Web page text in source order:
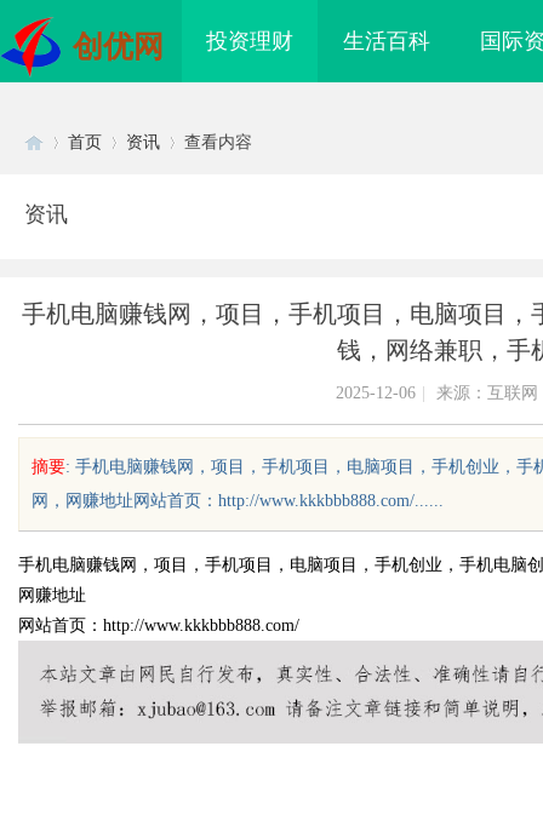
创优网 投资理财 生活百科 国际
首页 资讯 查看内容
资讯
手机电脑赚钱网，项目，手机项目，电脑项目
钱，网络兼职，手
2025-12-06 来源：互联网
摘要: 手机电脑赚钱网，项目，手机项目，电脑项目，手机创业，
网，网赚地址网站首页：http://www.kkkbbb888.com/......
手机电脑赚钱网，项目，手机项目，电脑项目，手机创业，手机电脑
网赚地址
网站首页：http://www.kkkbbb888.com/
片制作公司排名推
来行业重塑
虫草品牌哪个靠谱？虫草品牌哪
深度剖析玄鹿虫草硬核实力